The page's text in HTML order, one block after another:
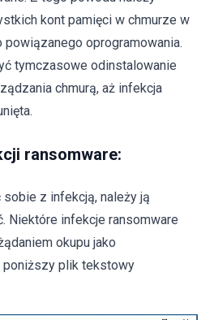
kont pamięci w chmurze w
oprogramowania.
tymczasowe odinstalowanie
chmurą, aż infekcja
ransomware:
z infekcją, należy ją
Niektóre infekcje ransomware
okupu jako
plik tekstowy